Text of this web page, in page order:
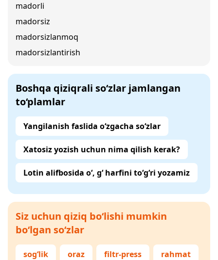
madorli
madorsiz
madorsizlanmoq
madorsizlantirish
Boshqa qiziqrali so‘zlar jamlangan
to‘plamlar
Yangilanish faslida o‘zgacha so‘zlar
Xatosiz yozish uchun nima qilish kerak?
Lotin alifbosida o‘, g‘ harfini to‘g‘ri yozamiz
Siz uchun qiziq bo‘lishi mumkin
bo‘lgan so‘zlar
sog‘lik oraz filtr-press rahmat